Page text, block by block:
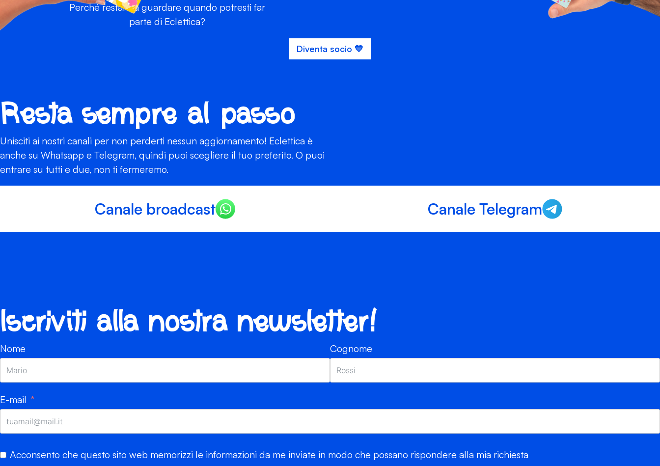
Perché restare a guardare quando potresti far
parte di Eclettica?
Diventa socio 💙
Resta sempre al passo
Unisciti ai nostri canali per non perderti nessun aggiornamento! Eclettica è
anche su Whatsapp e Telegram, quindi puoi scegliere il tuo preferito. O puoi
entrare su tutti e due, non ti fermeremo.
Canale broadcast Canale Telegram
Iscriviti alla nostra newsletter!
Nome Cognome
E-mail
Acconsento che questo sito web memorizzi le informazioni da me inviate in modo che possano rispondere alla mia richiesta